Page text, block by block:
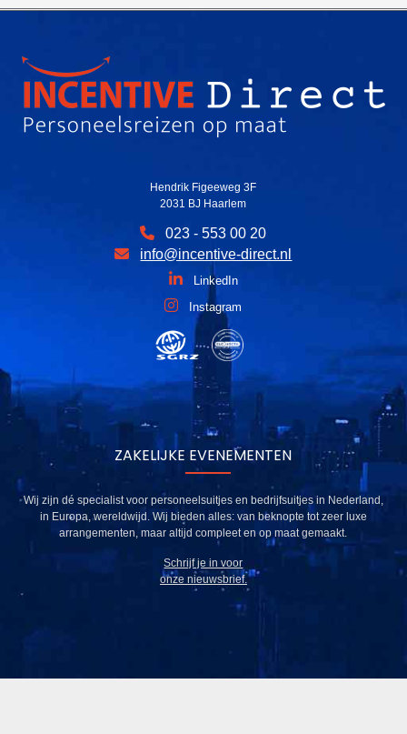
Hendrik Figeeweg 3F
2031 BJ Haarlem
023 - 553 00 20
info@incentive-direct.nl
LinkedIn
Instagram
ZAKELIJKE EVENEMENTEN
Wij zijn dé specialist voor personeelsuitjes en bedrijfsuitjes in Nederland,
in Europa, wereldwijd. Wij bieden alles: van beknopte tot zeer luxe
arrangementen, maar altijd compleet en op maat gemaakt.
Schrijf je in voor
onze nieuwsbrief.